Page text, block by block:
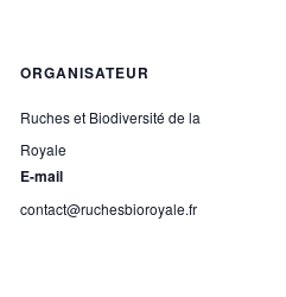
ORGANISATEUR
Ruches et Biodiversité de la
Royale
E-mail
contact@ruchesbioroyale.fr